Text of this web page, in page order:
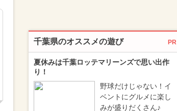
千葉県のオススメの遊び PR
夏休みは千葉ロッテマリーンズで思い出作
り！
野球だけじゃない！イ
ベントにグルメに楽し
みが盛りだくさん♪